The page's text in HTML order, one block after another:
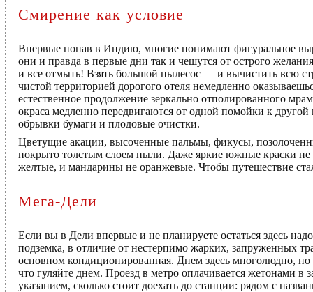
Смирение как условие
Впервые попав в Индию, многие понимают фигуральное
они и правда в первые дни так и чешутся от острого
и все отмыть! Взять большой пылесос — и вычистить всю
чистой территорией дорогого отеля немедленно
естественное продолжение зеркально отполированного
окраса медленно передвигаются от одной помойки к
обрывки бумаги и плодовые очистки.
Цветущие акации, высоченные пальмы, фикусы,
покрыто толстым слоем пыли. Даже яркие южные краски не
желтые, и мандарины не оранжевые. Чтобы путешествие
Мега-Дели
Если вы в Дели впервые и не планируете остаться здесь
подземка, в отличие от нестерпимо жарких, запруженных
основном кондиционированная. Днем здесь многолюдно, но
что гуляйте днем. Проезд в метро оплачивается жетонами в
указанием, сколько стоит доехать до станции: рядом с